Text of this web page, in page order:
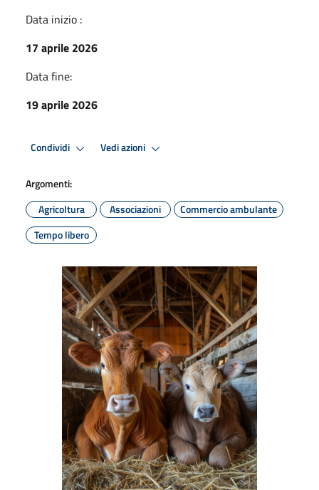
Data inizio :
17 aprile 2026
Data fine:
19 aprile 2026
Condividi Vedi azioni
Argomenti:
Agricoltura
Associazioni
Commercio ambulante
Tempo libero